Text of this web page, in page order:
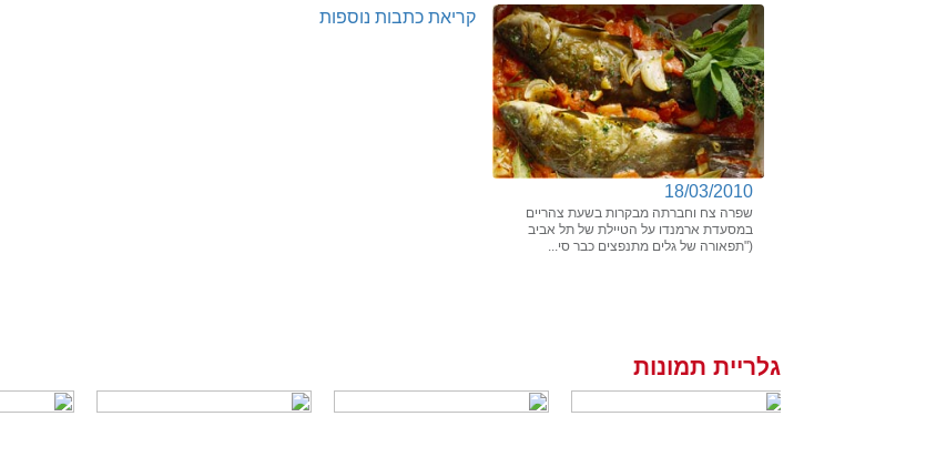
18/03/2010
שפרה צח וחברתה מבקרות בשעת צהריים
במסעדת ארמנדו על הטיילת של תל אביב
("תפאורה של גלים מתנפצים כבר סי...
קריאת כתבות נוספות
גלריית תמונות